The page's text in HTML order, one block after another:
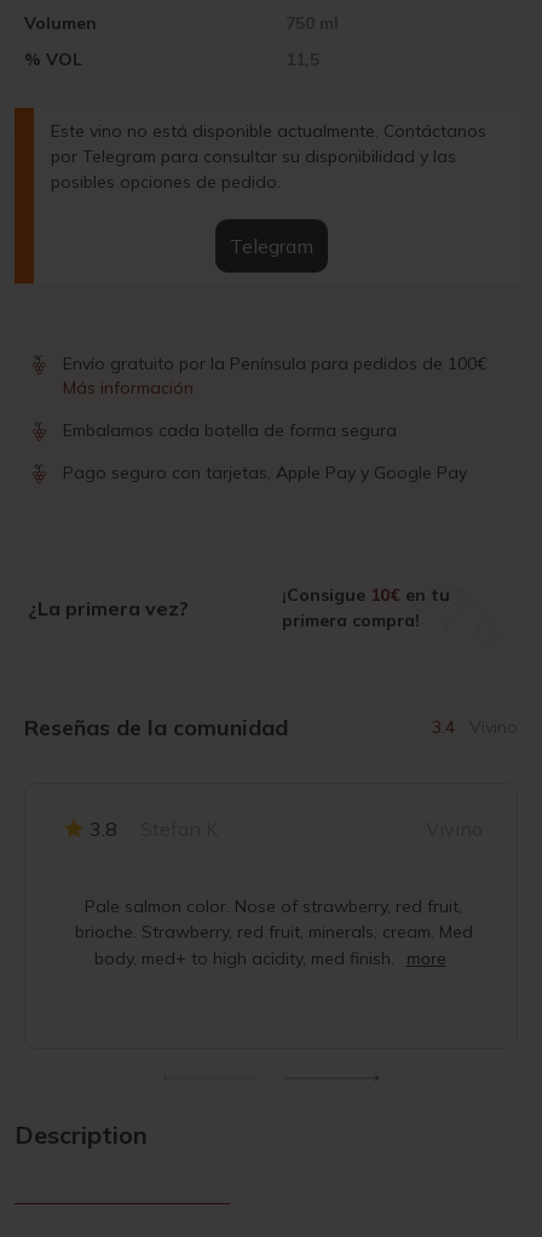
Volumen 750 ml
% VOL 11,5
Este vino no está disponible actualmente. Contáctanos
por Telegram para consultar su disponibilidad y las
posibles opciones de pedido.
Telegram
Envío gratuito por la Península para pedidos de 100€
Más información
Embalamos cada botella de forma segura
Pago seguro con tarjetas, Apple Pay y Google Pay
¿La primera vez?
¡Consigue 10€ en tu
primera compra!
Reseñas de la comunidad 3.4 Vivino
3.8
Pale salmon color. Nose of strawberry, red fruit,
brioche. Strawberry, red fruit, minerals, cream. Med
body, med+ to high acidity, med finish.
more
Description